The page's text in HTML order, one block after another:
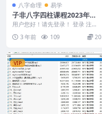
八字命理 易学
子非八字四柱课程2023年传
统正式课3集
用户您好！请先登录！ 登录 注册
2023年传统正式课3集 子非八字四
柱课程20...
3 年前 109 20
VIP